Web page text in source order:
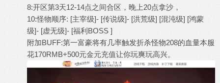
8:开区第3天12-14点之间合区，晚上20点拿沙，
10:怪物顺序: [主宰级]- [传说级]- [洪荒级] [混沌级] [鸿蒙
级]- [虚无级]- [福利BOSS ]
附加BUFF:第一富豪将有几率触发折杀怪物208的血量本服
花170RMB+500元金元充值让你玩爽玩高兴。